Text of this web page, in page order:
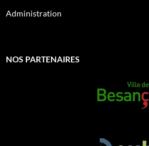
Administration
NOS PARTENAIRES